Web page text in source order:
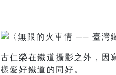
古仁榮在鐵道攝影之外，因
樣愛好鐵道的同好。